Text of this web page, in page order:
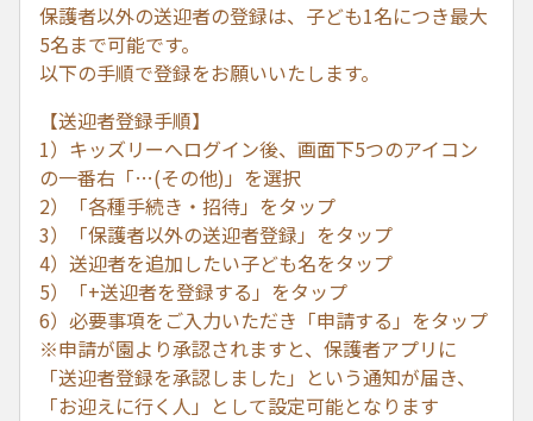
保護者以外の送迎者の登録は、子ども1名につき最大
5名まで可能です。
以下の手順で登録をお願いいたします。
【送迎者登録手順】
1）キッズリーへログイン後、画面下5つのアイコン
の一番右「…(その他)」を選択
2）「各種手続き・招待」をタップ
3）「保護者以外の送迎者登録」をタップ
4）送迎者を追加したい子ども名をタップ
5）「+送迎者を登録する」をタップ
6）必要事項をご入力いただき「申請する」をタップ
※申請が園より承認されますと、保護者アプリに
「送迎者登録を承認しました」という通知が届き、
「お迎えに行く人」として設定可能となります